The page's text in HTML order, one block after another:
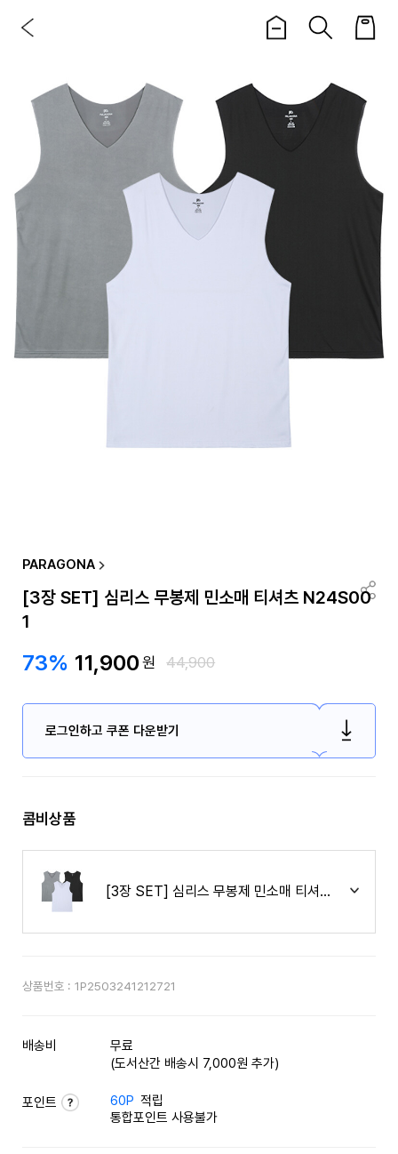
PARAGONA
[3장 SET] 심리스 무봉제 민소매 티셔츠 N24S00
1
73% 11,900원 44,900
로그인하고 쿠폰 다운받기
콤비상품
[3장 SET] 심리스 무봉제 민소매 티셔츠 N24S001
상품번호 : 1P2503241212721
배송비
무료
(도서산간 배송시 7,000원 추가)
포인트 60P 적립
통합포인트 사용불가